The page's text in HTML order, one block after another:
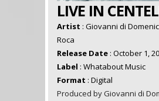
LIVE IN
Artist : Giovanni di
Roca
Release Date : October 1,
Label : Whatabout Music
Format : Digital
Produced by Giovanni di